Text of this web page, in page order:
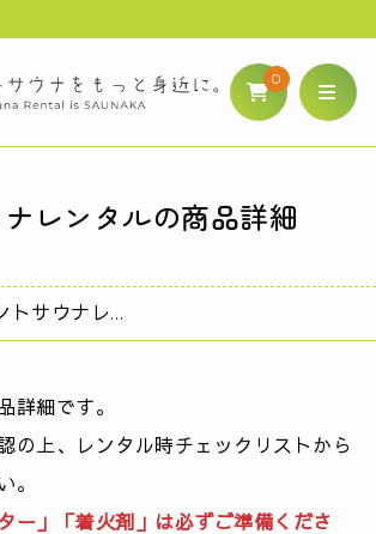
0
レンタルの商品詳細
テントサウナレンタルの商品詳細
詳細です。
の上、レンタル時チェックリストから
。
ー」「着火剤」は必ずご準備くださ